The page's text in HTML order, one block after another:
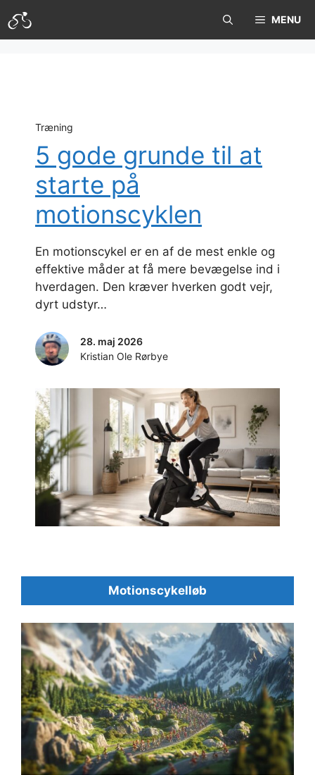
til
indhold
MENU
Træning
5 gode grunde til at
starte på
motionscyklen
En motionscykel er en af de mest enkle og
effektive måder at få mere bevægelse ind i
hverdagen. Den kræver hverken godt vejr,
dyrt udstyr…
28. maj 2026
Kristian Ole Rørbye
Motionscykelløb